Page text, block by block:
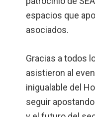
espacios que
asociados.
Gracias a todos
asistieron al
inigualable del
seguir